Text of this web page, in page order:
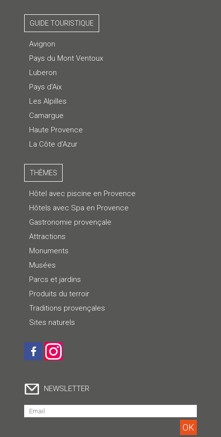
GUIDE TOURISTIQUE
Avignon
Pays du Mont Ventoux
Luberon
Pays d'Aix
Les Alpilles
Camargue
Haute Provence
La Côte d'Azur
THÈMES
Hôtel avec piscine en Provence
Hôtels avec Spa en Provence
Gastronomie provençale
Attractions
Monuments
Musées
Parcs et jardins
Produits du terroir
Traditions provençales
Sites naturels
NEWSLETTER